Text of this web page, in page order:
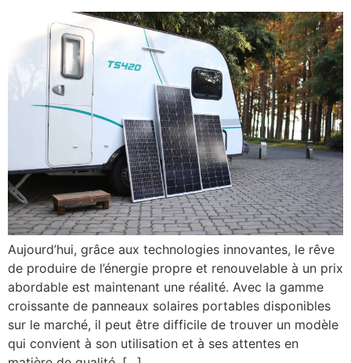
Aujourd’hui, grâce aux technologies innovantes, le rêve
de produire de l’énergie propre et renouvelable à un prix
abordable est maintenant une réalité. Avec la gamme
croissante de panneaux solaires portables disponibles
sur le marché, il peut être difficile de trouver un modèle
qui convient à son utilisation et à ses attentes en